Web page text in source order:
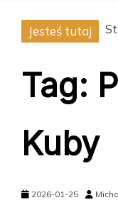
Jesteś tutaj
Tag:
Kuby
2026-01-25